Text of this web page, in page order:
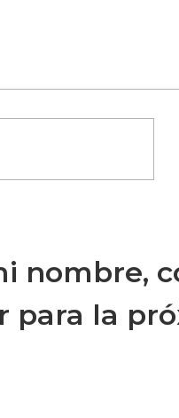
nombre,
para la